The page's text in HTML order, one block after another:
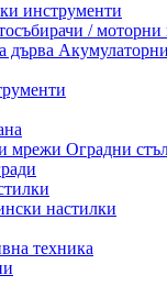
инструменти
/ моторни
дърва
мрежи Оградни
настилки
техника